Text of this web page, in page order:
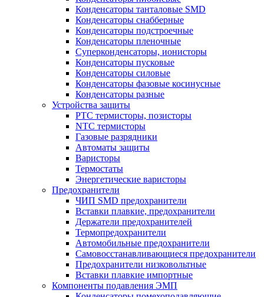
Конденсаторы танталовые SMD
Конденсаторы снабберные
Конденсаторы подстроечные
Конденсаторы пленочные
Суперконденсаторы, ионисторы
Конденсаторы пусковые
Конденсаторы силовые
Конденсаторы фазовые косинусные
Конденсаторы разные
Устройства защиты
PTC термисторы, позисторы
NTC термисторы
Газовые разрядники
Автоматы защиты
Варисторы
Термостаты
Энергетические варисторы
Предохранители
ЧИП SMD предохранители
Вставки плавкие, предохранители
Держатели предохранителей
Термопредохранители
Автомобильные предохранители
Самовосстанавливающиеся предохранители
Предохранители низковольтные
Вставки плавкие импортные
Компоненты подавления ЭМП